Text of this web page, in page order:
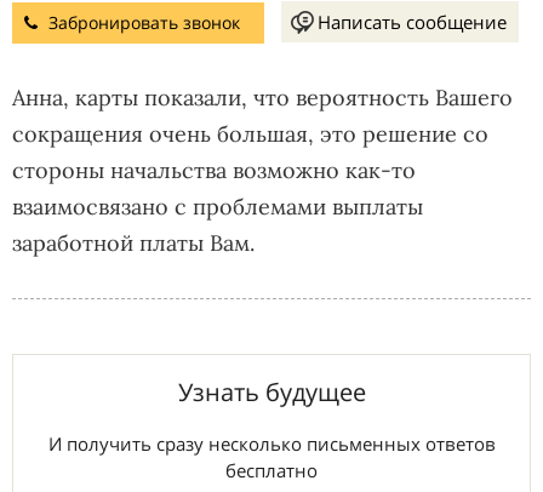
Забронировать звонок Написать сообщение
Анна, карты показали, что вероятность Вашего
сокращения очень большая, это решение со
стороны начальства возможно как-то
взаимосвязано с проблемами выплаты
заработной платы Вам.
Узнать будущее
И получить сразу несколько письменных ответов
бесплатно